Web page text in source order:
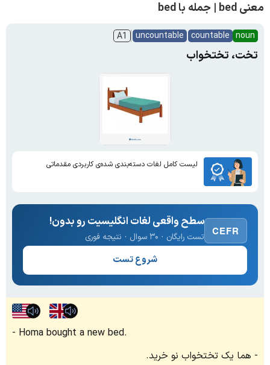
معنی bed | جمله با bed
noun
countable
uncountable
A1
تخت، تختخواب
لیست کامل لغات دسته‌بندی شده‌ی کاربردی مقدماتی
CEFR
سطح واقعی لغات انگلیسیت رو بدون!
تست رایگان · ۳۰ سوال · نتیجه فوری
شروع تست
Homa bought a new bed.
هما یک تختخواب نو خرید.